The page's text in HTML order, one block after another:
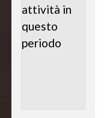
attività in
questo
periodo